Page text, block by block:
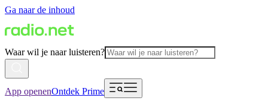
Ga naar de inhoud
Waar wil je naar luisteren?
App openenOntdek Prime